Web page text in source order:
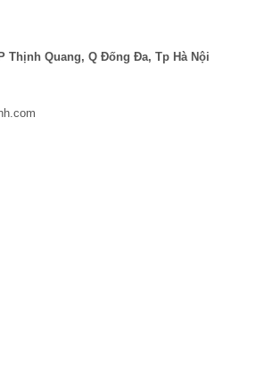
Thịnh Quang, Q Đống Đa, Tp Hà Nội